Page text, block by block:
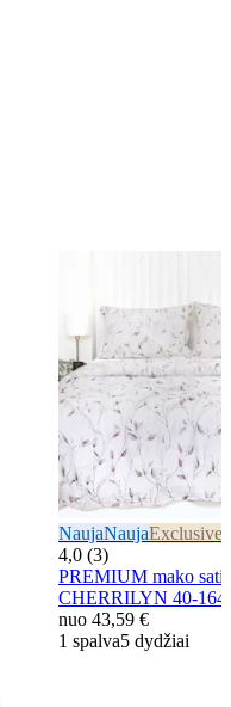
NaujaNaujaExclusive
4,0 (3)
PREMIUM mako
CHERRILYN 40-
nuo 43,59 €
1 spalva5 dydžiai